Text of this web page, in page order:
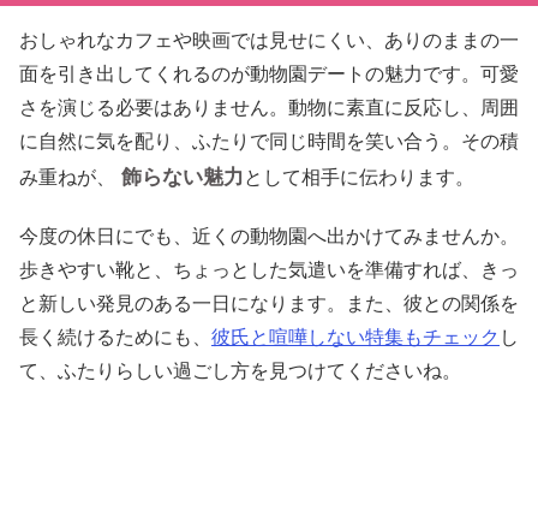
おしゃれなカフェや映画では見せにくい、ありのままの一
面を引き出してくれるのが動物園デートの魅力です。可愛
さを演じる必要はありません。動物に素直に反応し、周囲
に自然に気を配り、ふたりで同じ時間を笑い合う。その積
み重ねが、
飾らない魅力 として相手に伝わります。
今度の休日にでも、近くの動物園へ出かけてみませんか。
歩きやすい靴と、ちょっとした気遣いを準備すれば、きっ
と新しい発見のある一日になります。また、彼との関係を
長く続けるためにも、 彼氏と喧嘩しない特集もチェック し
て、ふたりらしい過ごし方を見つけてくださいね。